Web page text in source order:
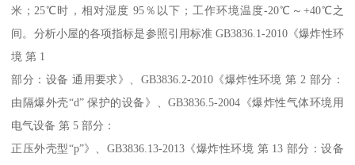
米；25℃时，相对湿度 95％以下；工作环境温度-20℃～+40℃之
间。分析小屋的各项指标是参照引用标准 GB3836.1-2010《爆炸性环
境 第 1
部分：设备 通用要求》、GB3836.2-2010《爆炸性环境 第 2 部分：
由隔爆外壳“d” 保护的设备》、GB3836.5-2004《爆炸性气体环境用
电气设备 第 5 部分：
正压外壳型“p”》、GB3836.13-2013《爆炸性环境 第 13 部分：设备